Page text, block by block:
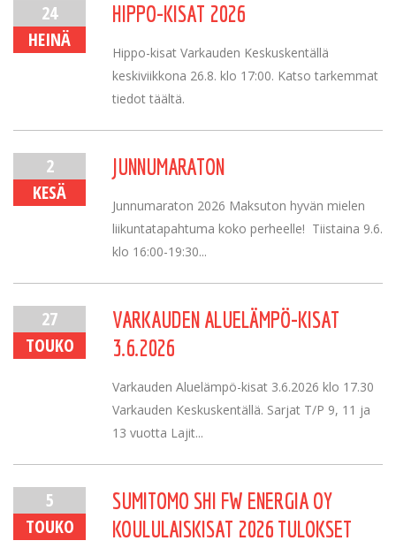
24
HEINÄ
HIPPO-KISAT 2026
Hippo-kisat Varkauden Keskuskentällä
keskiviikkona 26.8. klo 17:00. Katso tarkemmat
tiedot täältä.
2
KESÄ
JUNNUMARATON
Junnumaraton 2026 Maksuton hyvän mielen
liikuntatapahtuma koko perheelle! Tiistaina 9.6.
klo 16:00-19:30...
27
TOUKO
VARKAUDEN ALUELÄMPÖ-KISAT
3.6.2026
Varkauden Aluelämpö-kisat 3.6.2026 klo 17.30
Varkauden Keskuskentällä. Sarjat T/P 9, 11 ja
13 vuotta Lajit...
5
TOUKO
SUMITOMO SHI FW ENERGIA OY
KOULULAISKISAT 2026 TULOKSET